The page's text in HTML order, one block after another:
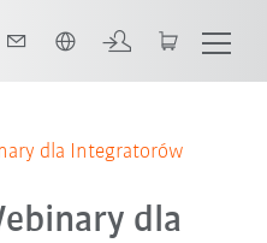
dla Integratorów
dla